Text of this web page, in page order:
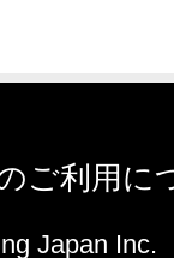
ご利用に
Japan Inc.